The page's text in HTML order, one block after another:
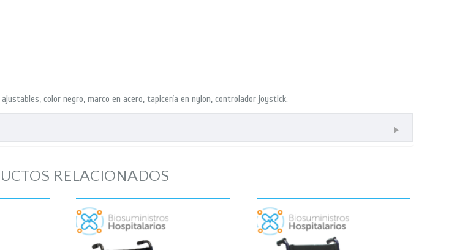
color negro, marco en acero, tapicería en nylon, controlador joystick.
RELACIONADOS